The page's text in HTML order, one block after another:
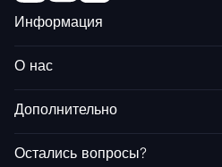
Информация
О нас
Дополнительно
Остались вопросы?